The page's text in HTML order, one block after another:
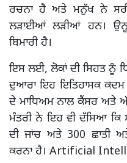
ਰਚਨਾ ਹੈ ਅਤੇ ਮਨੁੱਖ ਨੇ
ਲੜਾਈਆਂ ਲੜੀਆਂ ਹਨ।
ਬਿਮਾਰੀ ਹੈ।
ਇਸ ਲਈ, ਲੋਕਾਂ ਦੀ ਸਿਹਤ ਨੂੰ
ਦੁਆਰਾ ਇਹ ਇਤਿਹਾਸਕ
ਦੇ ਮਾਧਿਅਮ ਨਾਲ ਕੈਂਸਰ ਅਤੇ
ਮੰਤਰੀ ਨੇ ਇਹ ਵੀ ਦੱਸਿਆ ਕਿ
ਦੀ ਜਾਂਚ ਅਤੇ 300 ਛਾਤੀ
ਕਰਨਾ ਹੈ। Artificial